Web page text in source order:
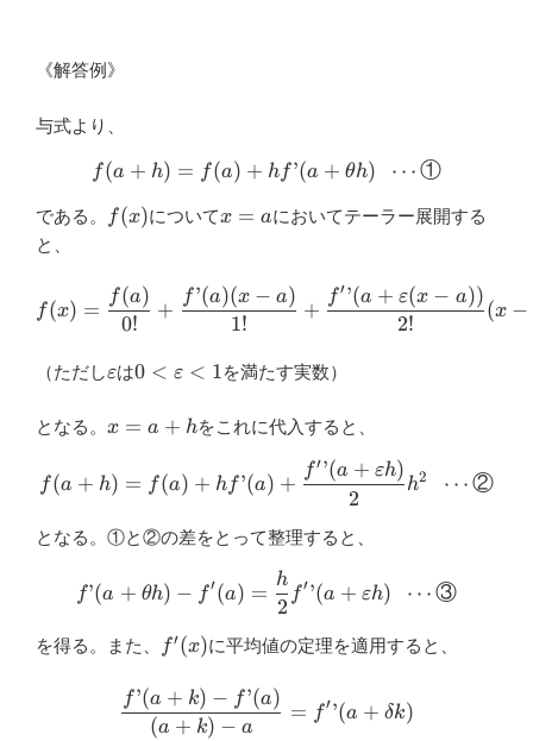
《解答例》
与式より、
f(a+h)= f(a)+hf’
f(a + h) = f(a) + hf’(a + θh) ⋯①
である。 f(x)
f(x)についてx=a
x = aにおいてテーラー展開する
と、
f(x) =
0!
f(a)
+
1!
f ’(a)(x − a)
+
2!
f′’(a + ε(x − a))
(x −
（ただし\varepsilon
εは0<\varepsilon<1
0 < ε < 1を満たす実数）
となる。 x=a+h
x = a + hをこれに代入すると、
f(a+h)= f(a)+hf’
f(a + h) = f(a) + hf’(a) +
2
f′’(a + εh)
h2 ⋯ ②
となる。①と②の差をとって整理すると、
f’ (a+\theta h)-
f’(a + θh) − f′(a) =
2
h
f′’(a + εh) ⋯ ③
を得る。また、 f'(x)
f′(x)に平均値の定理を適用すると、
\dfrac{f’ (a+k)-f’
(a + k) − a
f ’(a + k) − f’(a)
= f′’(a + δk)